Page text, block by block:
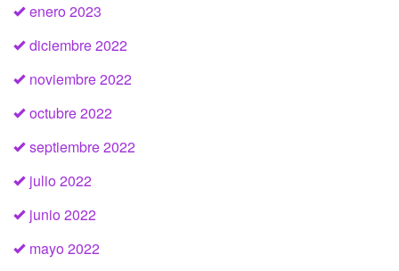
enero 2023
diciembre 2022
noviembre 2022
octubre 2022
septiembre 2022
julio 2022
junio 2022
mayo 2022